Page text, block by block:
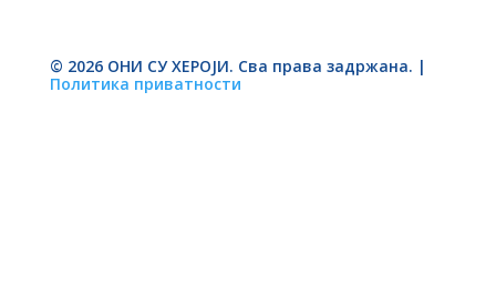
© 2026 ОНИ СУ ХЕРОЈИ. Сва права задржана. |
Политика приватности